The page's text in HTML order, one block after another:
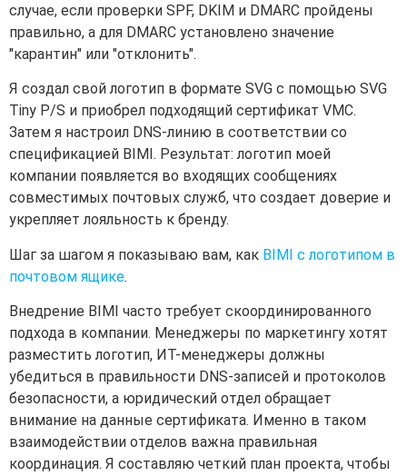
случае, если проверки SPF, DKIM и DMARC пройдены
правильно, а для DMARC установлено значение
"карантин" или "отклонить".
Я создал свой логотип в формате SVG с помощью SVG
Tiny P/S и приобрел подходящий сертификат VMC.
Затем я настроил DNS-линию в соответствии со
спецификацией BIMI. Результат: логотип моей
компании появляется во входящих сообщениях
совместимых почтовых служб, что создает доверие и
укрепляет лояльность к бренду.
Шаг за шагом я показываю вам, как BIMI с логотипом в
почтовом ящике.
Внедрение BIMI часто требует скоординированного
подхода в компании. Менеджеры по маркетингу хотят
разместить логотип, ИТ-менеджеры должны
убедиться в правильности DNS-записей и протоколов
безопасности, а юридический отдел обращает
внимание на данные сертификата. Именно в таком
взаимодействии отделов важна правильная
координация. Я составляю четкий план проекта, чтобы